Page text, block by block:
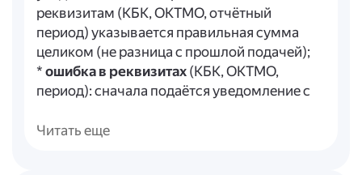
реквизитам (КБК, ОКТМО, отчётный
период) указывается правильная сумма
целиком (не разница с прошлой подачей);
* ошибка в реквизитах(КБК, ОКТМО,
период): сначала подаётся уведомление с
суммой «0» (обнуление), затем — новое
Читать еще